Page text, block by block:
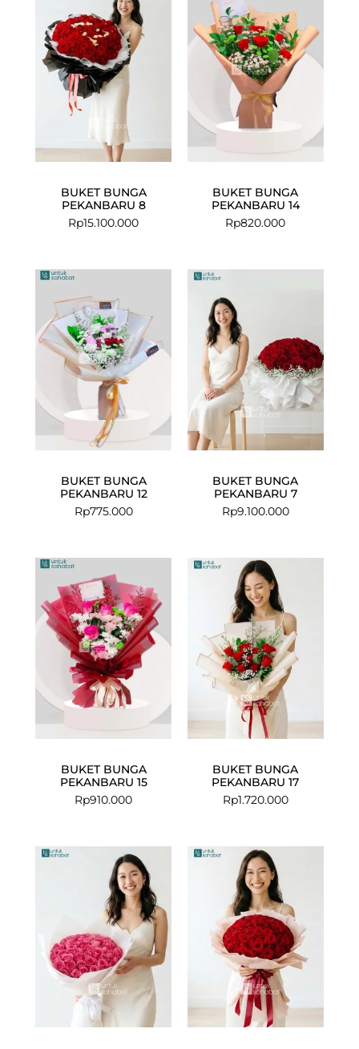
BUKET BUNGA
PEKANBARU 8
Rp15.100.000
BUKET BUNGA
PEKANBARU 14
Rp820.000
BUKET BUNGA
PEKANBARU 12
Rp775.000
BUKET BUNGA
PEKANBARU 7
Rp9.100.000
BUKET BUNGA
PEKANBARU 15
Rp910.000
BUKET BUNGA
PEKANBARU 17
Rp1.720.000